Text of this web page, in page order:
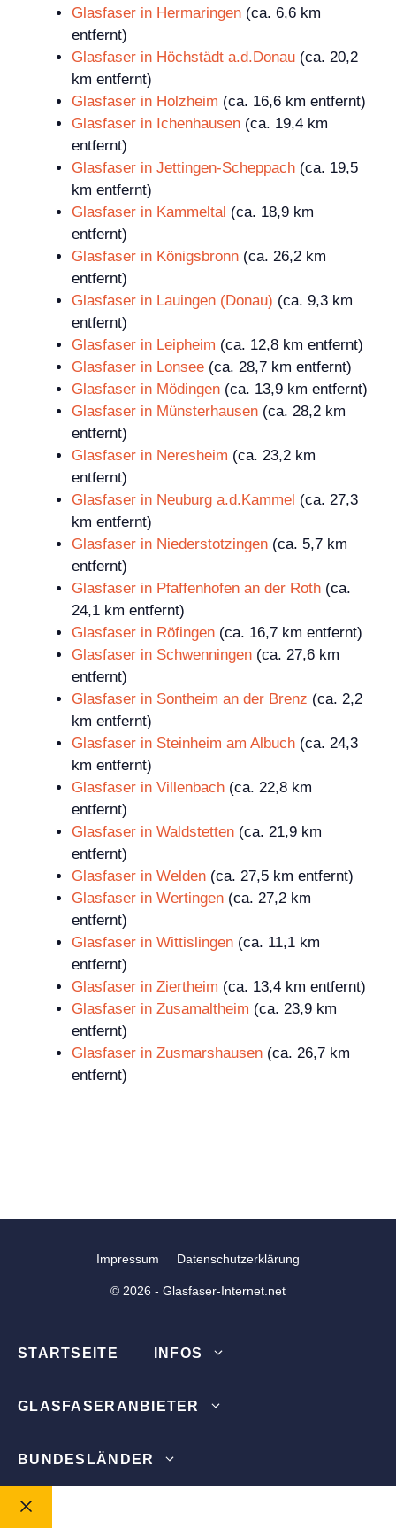
Glasfaser in Hermaringen (ca. 6,6 km
entfernt)
Glasfaser in Höchstädt a.d.Donau (ca. 20,2
km entfernt)
Glasfaser in Holzheim (ca. 16,6 km entfernt)
Glasfaser in Ichenhausen (ca. 19,4 km
entfernt)
Glasfaser in Jettingen-Scheppach (ca. 19,5
km entfernt)
Glasfaser in Kammeltal (ca. 18,9 km
entfernt)
Glasfaser in Königsbronn (ca. 26,2 km
entfernt)
Glasfaser in Lauingen (Donau) (ca. 9,3 km
entfernt)
Glasfaser in Leipheim (ca. 12,8 km entfernt)
Glasfaser in Lonsee (ca. 28,7 km entfernt)
Glasfaser in Mödingen (ca. 13,9 km entfernt)
Glasfaser in Münsterhausen (ca. 28,2 km
entfernt)
Glasfaser in Neresheim (ca. 23,2 km
entfernt)
Glasfaser in Neuburg a.d.Kammel (ca. 27,3
km entfernt)
Glasfaser in Niederstotzingen (ca. 5,7 km
entfernt)
Glasfaser in Pfaffenhofen an der Roth (ca.
24,1 km entfernt)
Glasfaser in Röfingen (ca. 16,7 km entfernt)
Glasfaser in Schwenningen (ca. 27,6 km
entfernt)
Glasfaser in Sontheim an der Brenz (ca. 2,2
km entfernt)
Glasfaser in Steinheim am Albuch (ca. 24,3
km entfernt)
Glasfaser in Villenbach (ca. 22,8 km
entfernt)
Glasfaser in Waldstetten (ca. 21,9 km
entfernt)
Glasfaser in Welden (ca. 27,5 km entfernt)
Glasfaser in Wertingen (ca. 27,2 km
entfernt)
Glasfaser in Wittislingen (ca. 11,1 km
entfernt)
Glasfaser in Ziertheim (ca. 13,4 km entfernt)
Glasfaser in Zusamaltheim (ca. 23,9 km
entfernt)
Glasfaser in Zusmarshausen (ca. 26,7 km
entfernt)
Impressum Datenschutzerklärung
© 2026 - Glasfaser-Internet.net
STARTSEITE INFOS
GLASFASERANBIETER
BUNDESLÄNDER